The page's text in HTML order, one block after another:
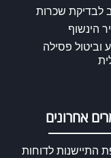
לבדיקת שכרות
הינשוף
וביטול פסילה
אחרונים
התיישנות לדוחות